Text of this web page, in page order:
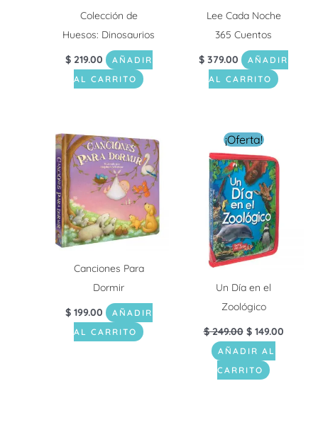
Colección de
Huesos: Dinosaurios
$219.00
AÑADIR
AL CARRITO
Lee Cada Noche
365 Cuentos
$ 379.00
AÑADIR
AL CARRITO
Canciones Para
Dormir
$199.00
AÑADIR
AL CARRITO
¡Oferta!
Un Día en el
Zoológico
$249.00
El
precio
original
era:
$ 249.00.
$149.00
AÑADIR AL
CARRITO